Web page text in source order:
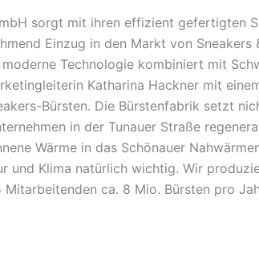
sorgt mit ihren effizient gefertigten
Einzug in den Markt von
Technologie kombiniert mit
Katharina Hackner mit
Bürsten. Die Bürstenfabrik setzt
in der Tunauer Straße
Wärme in das Schönauer
und Klima natürlich wichtig. Wir
ca. 8 Mio. Bürsten pro